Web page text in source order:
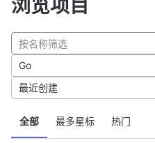
浏览项目
全部 最多星标 热门
Go
最近创建